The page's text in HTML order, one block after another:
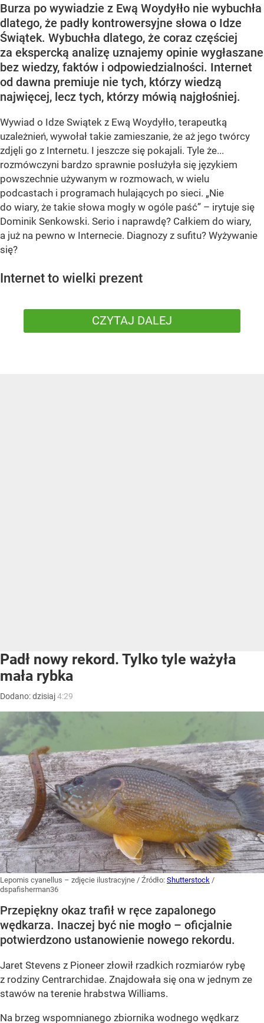
Burza po wywiadzie z Ewą Woydyłło nie wybuchła
dlatego, że padły kontrowersyjne słowa o Idze
Świątek. Wybuchła dlatego, że coraz częściej
za ekspercką analizę uznajemy opinie wygłaszane
bez wiedzy, faktów i odpowiedzialności. Internet
od dawna premiuje nie tych, którzy wiedzą
najwięcej, lecz tych, którzy mówią najgłośniej.
Wywiad o Idze Swiątek z Ewą Woydyłło, terapeutką
uzależnień, wywołał takie zamieszanie, że aż jego twórcy
zdjęli go z Internetu. I jeszcze się pokajali. Tyle że...
rozmówczyni bardzo sprawnie posłużyła się językiem
powszechnie używanym w rozmowach, w wielu
podcastach i programach hulających po sieci. „Nie
do wiary, że takie słowa mogły w ogóle paść” – irytuje się
Dominik Senkowski. Serio i naprawdę? Całkiem do wiary,
a już na pewno w Internecie. Diagnozy z sufitu? Wyżywanie
się?
Internet to wielki prezent
CZYTAJ DALEJ
Padł nowy rekord. Tylko tyle ważyła
mała rybka
Dodano:dzisiaj4:29
Lepomis cyanellus – zdjęcie ilustracyjne / Źródło: Shutterstock /
dspafisherman36
Przepiękny okaz trafił w ręce zapalonego
wędkarza. Inaczej być nie mogło – oficjalnie
potwierdzono ustanowienie nowego rekordu.
Jaret Stevens z Pioneer złowił rzadkich rozmiarów rybę
z rodziny Centrarchidae. Znajdowała się ona w jednym ze
stawów na terenie hrabstwa Williams.
Na brzeg wspomnianego zbiornika wodnego wędkarz